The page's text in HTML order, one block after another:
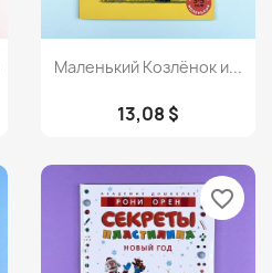
Просмотр
Маленький Козлёнок и...
13,08 $
favorite_border